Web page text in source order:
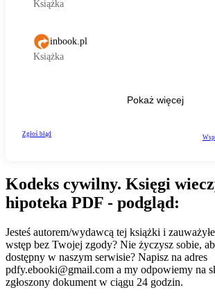
Kodeks cywilny. Księgi
hipoteka PDF - podgląd:
Jesteś autorem/wydawcą tej książki i
wstęp bez Twojej zgody? Nie życzysz sobie,
dostępny w naszym serwisie? Napisz na adres
pdfy.ebooki@gmail.com a my odpowiemy na
zgłoszony dokument w ciągu 24 godzin.